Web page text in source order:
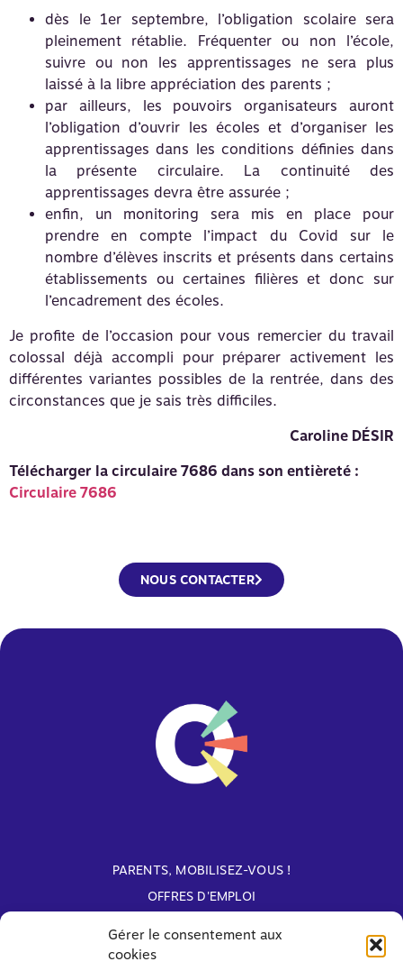
Gérer le consentement aux
cookies
dès le 1er septembre, l’obligation scolaire sera
pleinement rétablie. Fréquenter ou non l’école,
suivre ou non les apprentissages ne sera plus
laissé à la libre appréciation des parents ;
par ailleurs, les pouvoirs organisateurs auront
l’obligation d’ouvrir les écoles et d’organiser les
apprentissages dans les conditions définies dans
la présente circulaire. La continuité des
apprentissages devra être assurée ;
enfin, un monitoring sera mis en place pour
prendre en compte l’impact du Covid sur le
nombre d’élèves inscrits et présents dans certains
établissements ou certaines filières et donc sur
l’encadrement des écoles.
Je profite de l’occasion pour vous remercier du travail
colossal déjà accompli pour préparer activement les
différentes variantes possibles de la rentrée, dans des
circonstances que je sais très difficiles.
Caroline DÉSIR
Télécharger la circulaire 7686 dans son entièreté :
Circulaire 7686
NOUS CONTACTER
PARENTS, MOBILISEZ-VOUS !
OFFRES D'EMPLOI